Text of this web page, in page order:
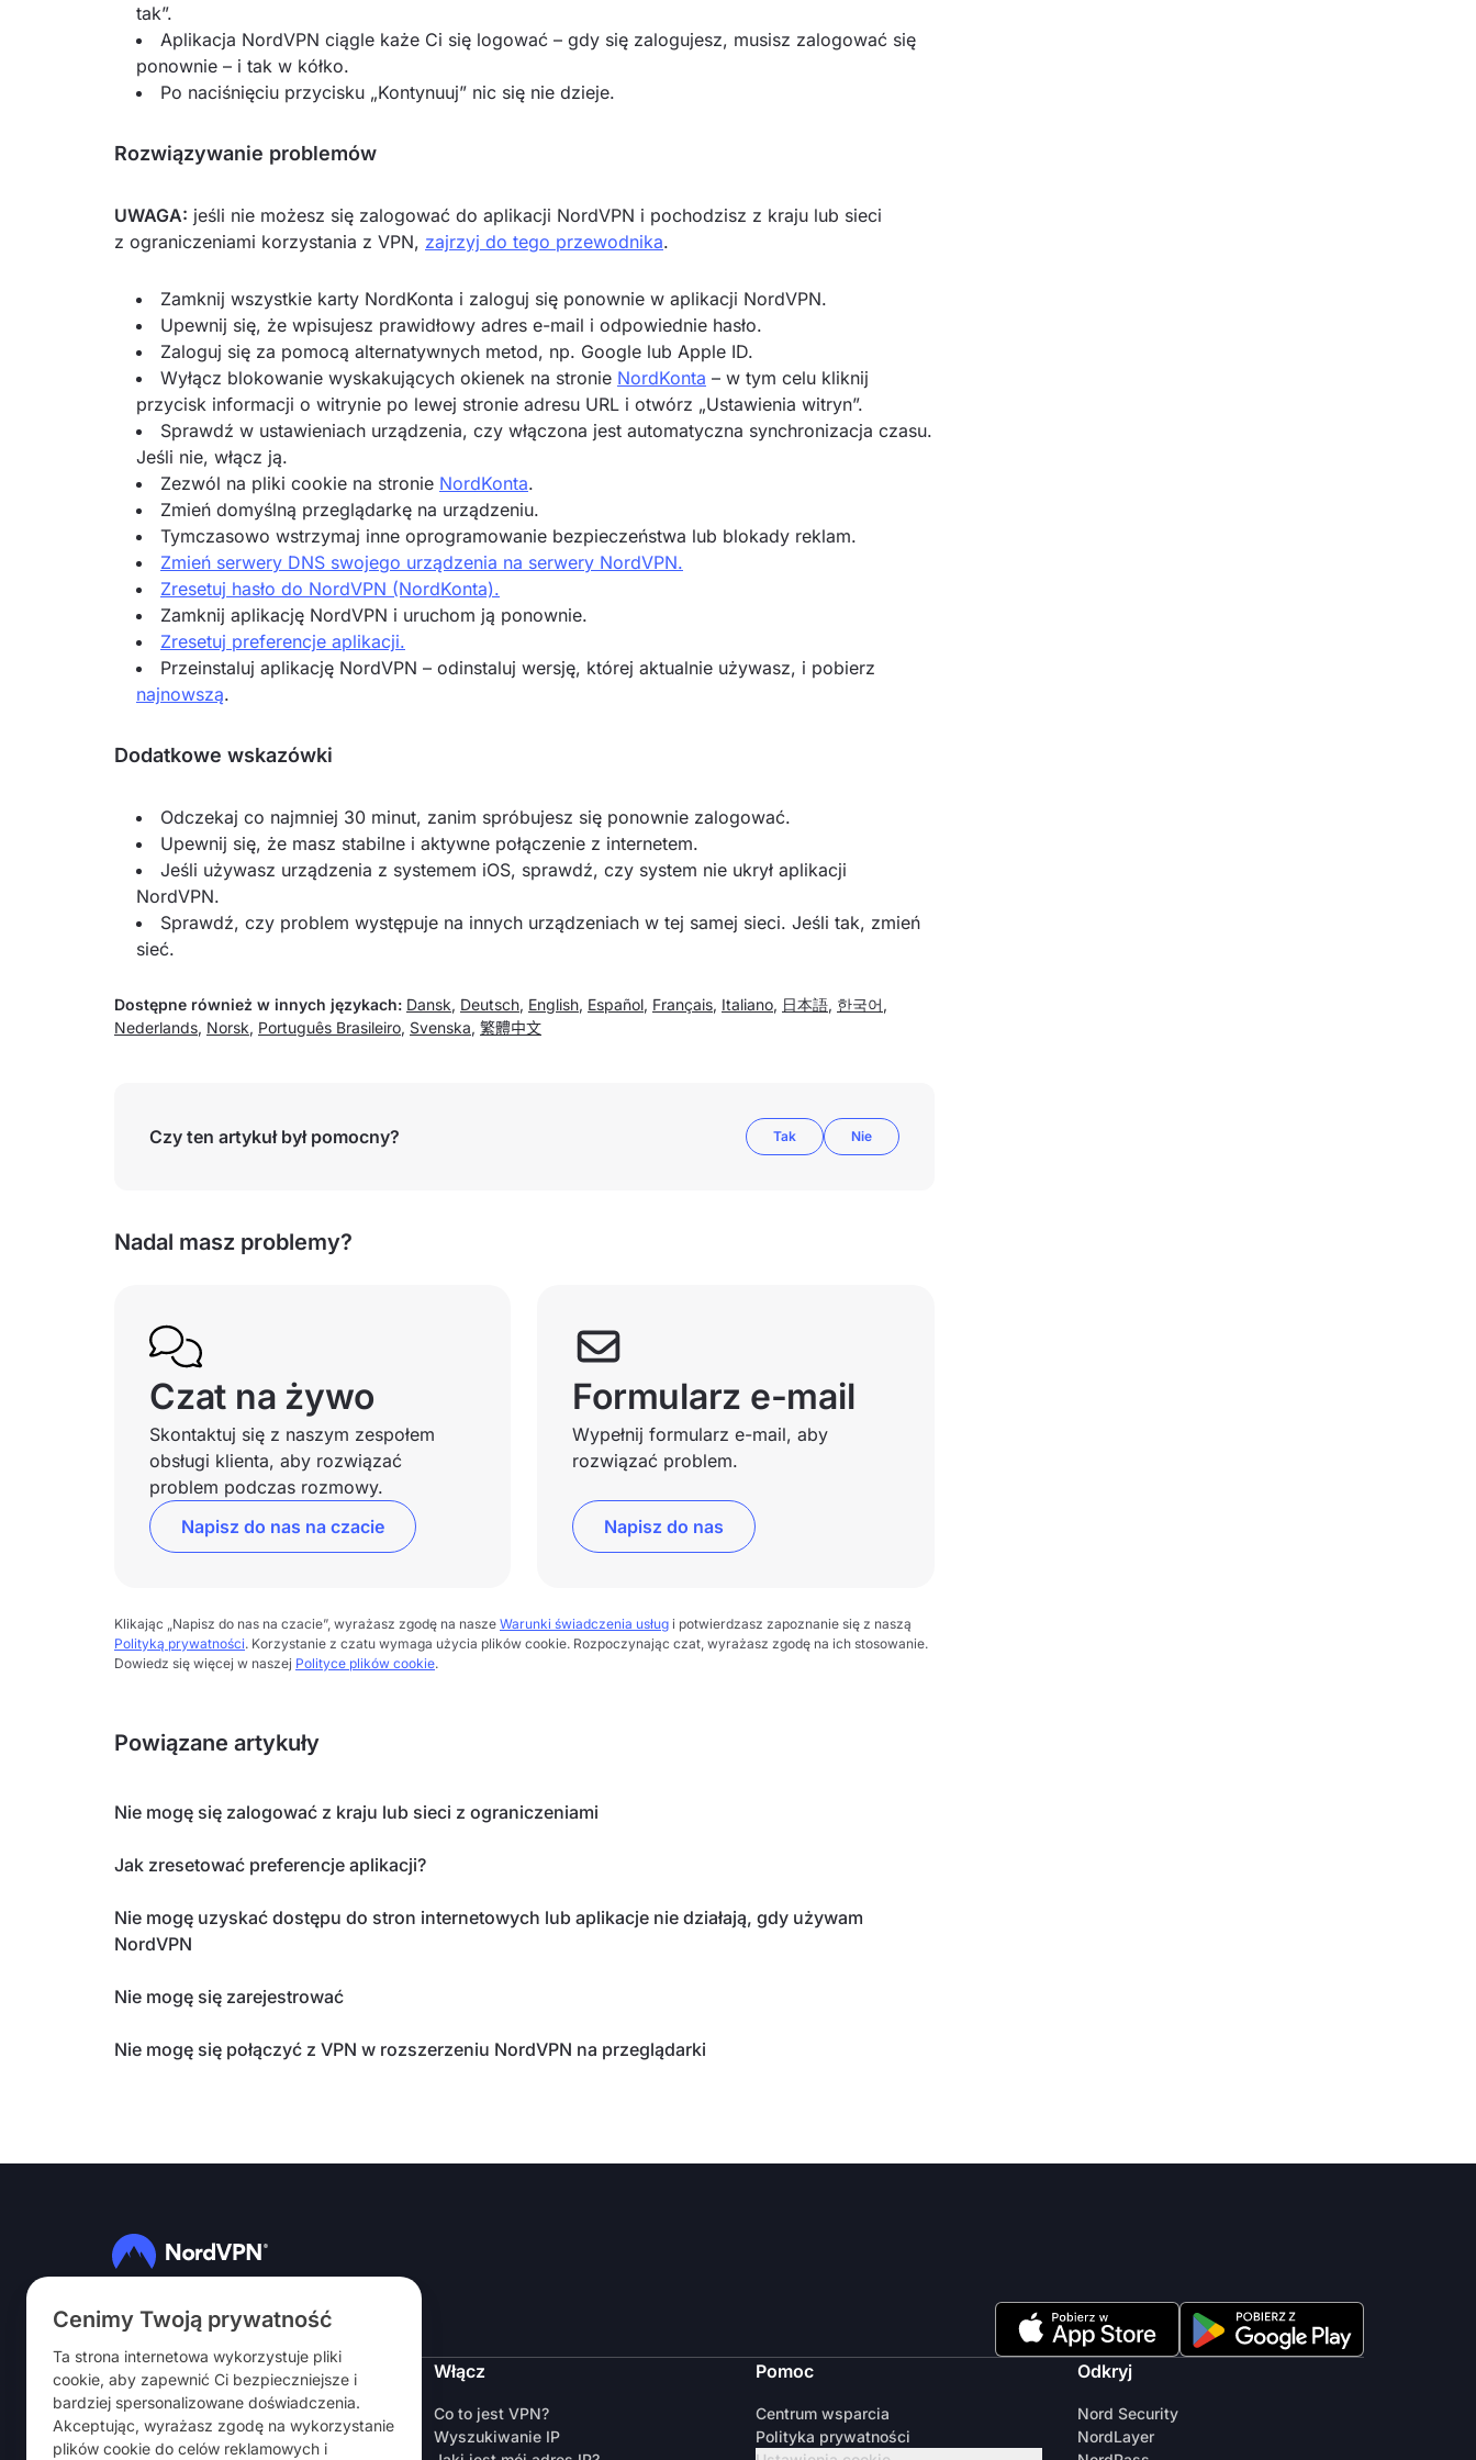
Cenimy Twoją prywatność
Ta strona internetowa wykorzystuje pliki
cookie, aby zapewnić Ci bezpieczniejsze i
bardziej spersonalizowane doświadczenia.
Akceptując, wyrażasz zgodę na wykorzystanie
plików cookie do celów reklamowych i
tak”.
Aplikacja NordVPN ciągle każe Ci się logować – gdy się zalogujesz, musisz zalogować się
ponownie – i tak w kółko.
Po naciśnięciu przycisku „Kontynuuj” nic się nie dzieje.
Rozwiązywanie problemów
UWAGA: jeśli nie możesz się zalogować do aplikacji NordVPN i pochodzisz z kraju lub sieci
z ograniczeniami korzystania z VPN, zajrzyj do tego przewodnika.
Zamknij wszystkie karty NordKonta i zaloguj się ponownie w aplikacji NordVPN.
Upewnij się, że wpisujesz prawidłowy adres e-mail i odpowiednie hasło.
Zaloguj się za pomocą alternatywnych metod, np. Google lub Apple ID.
Wyłącz blokowanie wyskakujących okienek na stronie NordKonta – w tym celu kliknij
przycisk informacji o witrynie po lewej stronie adresu URL i otwórz „Ustawienia witryn”.
Sprawdź w ustawieniach urządzenia, czy włączona jest automatyczna synchronizacja czasu.
Jeśli nie, włącz ją.
Zezwól na pliki cookie na stronie NordKonta.
Zmień domyślną przeglądarkę na urządzeniu.
Tymczasowo wstrzymaj inne oprogramowanie bezpieczeństwa lub blokady reklam.
Zmień serwery DNS swojego urządzenia na serwery NordVPN.
Zresetuj hasło do NordVPN (NordKonta).
Zamknij aplikację NordVPN i uruchom ją ponownie.
Zresetuj preferencje aplikacji.
Przeinstaluj aplikację NordVPN – odinstaluj wersję, której aktualnie używasz, i pobierz
najnowszą.
Dodatkowe wskazówki
Odczekaj co najmniej 30 minut, zanim spróbujesz się ponownie zalogować.
Upewnij się, że masz stabilne i aktywne połączenie z internetem.
Jeśli używasz urządzenia z systemem iOS, sprawdź, czy system nie ukrył aplikacji
NordVPN.
Sprawdź, czy problem występuje na innych urządzeniach w tej samej sieci. Jeśli tak, zmień
sieć.
Dostępne również w innych językach: Dansk, Deutsch, English, Español, Français, Italiano, 日本語, 한국어 ,
Nederlands, Norsk, Português Brasileiro, Svenska, 繁體中文
Czy ten artykuł był pomocny? Tak Nie
Nadal masz problemy?
Czat na żywo
Skontaktuj się z naszym zespołem
obsługi klienta, aby rozwiązać
problem podczas rozmowy.
Napisz do nas na czacie
Formularz e-mail
Wypełnij formularz e-mail, aby
rozwiązać problem.
Napisz do nas
Klikając „Napisz do nas na czacie”, wyrażasz zgodę na nasze Warunki świadczenia usług i potwierdzasz zapoznanie się z naszą
Polityką prywatności. Korzystanie z czatu wymaga użycia plików cookie. Rozpoczynając czat, wyrażasz zgodę na ich stosowanie.
Dowiedz się więcej w naszej Polityce plików cookie.
Powiązane artykuły
Nie mogę się zalogować z kraju lub sieci z ograniczeniami
Jak zresetować preferencje aplikacji?
Nie mogę uzyskać dostępu do stron internetowych lub aplikacje nie działają, gdy używam
NordVPN
Nie mogę się zarejestrować
Nie mogę się połączyć z VPN w rozszerzeniu NordVPN na przeglądarki
Obserwuj nas
NordVPN
O nas
Kariera
Włącz
Co to jest VPN?
Wyszukiwanie IP
Pomoc
Centrum wsparcia
Polityka prywatności
Odkryj
Nord Security
NordLayer